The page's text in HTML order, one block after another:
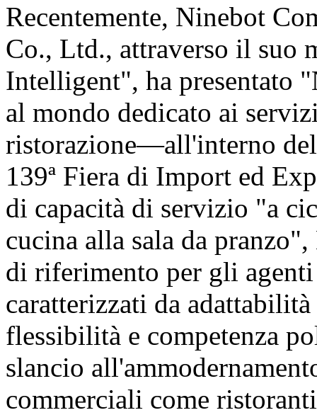
Recentemente, Ninebot
Co., Ltd., attraverso il suo
Intelligent", ha
al mondo dedicato ai
ristorazione—all'interno
139ª Fiera di Import ed
di capacità di servizio "a
cucina alla sala da
di riferimento per gli
caratterizzati da
flessibilità e competenza
slancio
commerciali come